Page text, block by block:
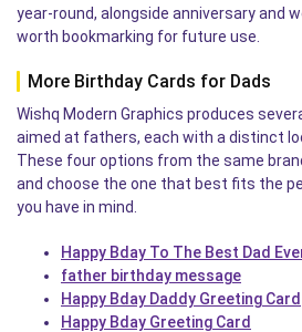
year-round, alongside anniversary and
worth bookmarking for future use.
More Birthday Cards for Dads
Wishq Modern Graphics produces
aimed at fathers, each with a distinct
These four options from the same
and choose the one that best fits the
you have in mind.
Happy Bday To The Best Dad
father birthday message
Happy Bday Daddy Greeting Card
Happy Bday Greeting Card